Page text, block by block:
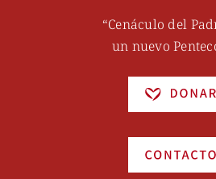
“Cenáculo del
un nuevo